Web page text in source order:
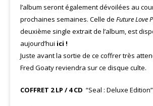
l’album seront également dévoilées au
prochaines semaines. Celle de Future Love
deuxième single extrait de l’album, est
aujourd’hui ici !
Juste avant la sortie de ce coffrer très
Fred Goaty reviendra sur ce disque culte.
COFFRET 2 LP / 4 CD “Seal : Deluxe